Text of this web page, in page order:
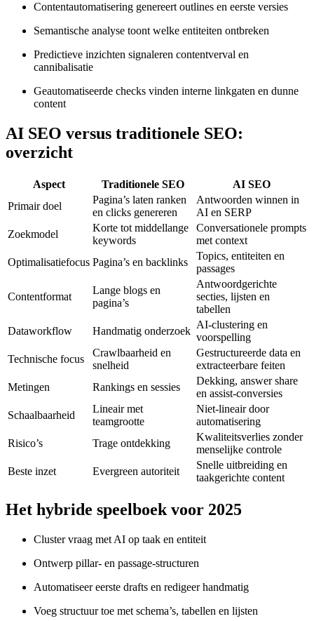
Contentautomatisering genereert outlines en eerste versies
Semantische analyse toont welke entiteiten ontbreken
Predictieve inzichten signaleren contentverval en
cannibalisatie
Geautomatiseerde checks vinden interne linkgaten en dunne
content
AI SEO versus traditionele SEO:
overzicht
Aspect Traditionele SEO
AI SEO
Primair doel
Pagina’s laten ranken
en clicks genereren
Antwoorden winnen in
AI en SERP
Zoekmodel
Korte tot middellange
keywords
Conversationele prompts
met context
Optimalisatiefocus Pagina’s en backlinks
Topics, entiteiten en
passages
Contentformat
Lange blogs en
pagina’s
Antwoordgerichte
secties, lijsten en
tabellen
Dataworkflow
Handmatig onderzoek
AI-clustering en
voorspelling
Technische focus
Crawlbaarheid en
snelheid
Gestructureerde data en
extracteerbare feiten
Metingen
Rankings en sessies
Dekking, answer share
en assist-conversies
Schaalbaarheid
Lineair met
teamgrootte
Niet-lineair door
automatisering
Risico’s
Trage ontdekking
Kwaliteitsverlies zonder
menselijke controle
Beste inzet
Evergreen autoriteit
Snelle uitbreiding en
taakgerichte content
Het hybride speelboek voor 2025
Cluster vraag met AI op taak en entiteit
Ontwerp pillar- en passage-structuren
Automatiseer eerste drafts en redigeer handmatig
Voeg structuur toe met schema’s, tabellen en lijsten